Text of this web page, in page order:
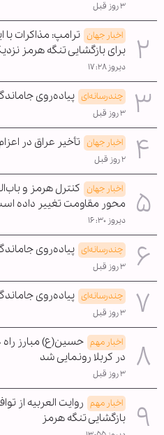
۳ روز قبل
اخبار جهان ترامپ: مذاکرات
برای بازگشایی تنگه هرمز
دیروز ۱۷:۲۸
چندرسانه‌ای پیاده‌روی
۳ روز قبل
اخبار جهان تأخیر عراق در
۲ روز قبل
اخبار جهان کنترل هرمز و
محور مقاومت تغییر داده
دیروز ۱۶:۳۰
چندرسانه‌ای پیاده‌روی
۳ روز قبل
چندرسانه‌ای پیاده‌روی
۳ روز قبل
اخبار مهم حسین(ع) مبارز
در کربلا رونمایی شد
۳ روز قبل
اخبار مهم روایت العربیه از
بازگشایی تنگه هرمز